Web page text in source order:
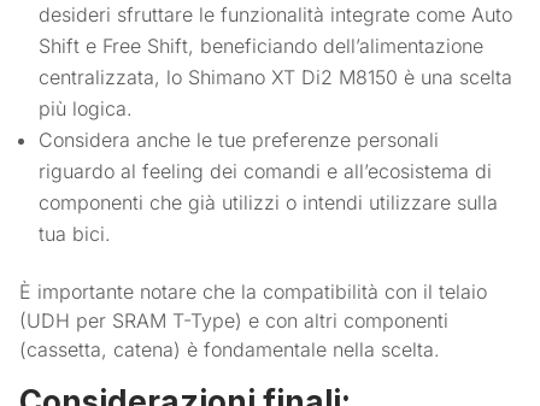
desideri sfruttare le funzionalità integrate come Auto
Shift e Free Shift, beneficiando dell’alimentazione
centralizzata, lo Shimano XT Di2 M8150 è una scelta
più logica.
Considera anche le tue preferenze personali
riguardo al feeling dei comandi e all’ecosistema di
componenti che già utilizzi o intendi utilizzare sulla
tua bici.
È importante notare che la compatibilità con il telaio
(UDH per SRAM T-Type) e con altri componenti
(cassetta, catena) è fondamentale nella scelta.